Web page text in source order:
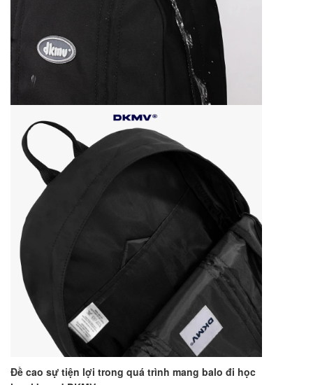
Đề cao sự tiện lợi trong quá trình mang balo đi học